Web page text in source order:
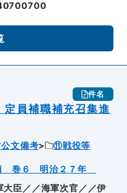
件名
員補職補充召集進
文備考
⑪戦役等
巻６ 明治２７年
大臣／／海軍次官／／伊